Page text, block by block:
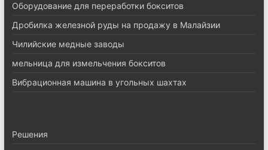
Оборудование для переработки бокситов
Дробилка железной руды на продажу в Малайзии
Чилийские медные заводы
мельница для измельчения бокситов
Вибрационная машина в угольных шахтах
Pешения